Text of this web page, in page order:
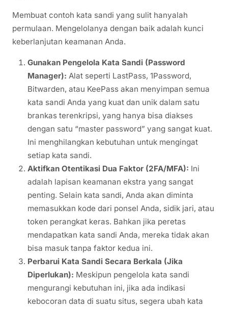
Membuat contoh kata sandi yang sulit hanyalah
permulaan. Mengelolanya dengan baik adalah kunci
keberlanjutan keamanan Anda.
Gunakan Pengelola Kata Sandi (Password
Manager): Alat seperti LastPass, 1Password,
Bitwarden, atau KeePass akan menyimpan semua
kata sandi Anda yang kuat dan unik dalam satu
brankas terenkripsi, yang hanya bisa diakses
dengan satu “master password” yang sangat kuat.
Ini menghilangkan kebutuhan untuk mengingat
setiap kata sandi.
Aktifkan Otentikasi Dua Faktor (2FA/MFA): Ini
adalah lapisan keamanan ekstra yang sangat
penting. Selain kata sandi, Anda akan diminta
memasukkan kode dari ponsel Anda, sidik jari, atau
token perangkat keras. Bahkan jika peretas
mendapatkan kata sandi Anda, mereka tidak akan
bisa masuk tanpa faktor kedua ini.
Perbarui Kata Sandi Secara Berkala (Jika
Diperlukan): Meskipun pengelola kata sandi
mengurangi kebutuhan ini, jika ada indikasi
kebocoran data di suatu situs, segera ubah kata